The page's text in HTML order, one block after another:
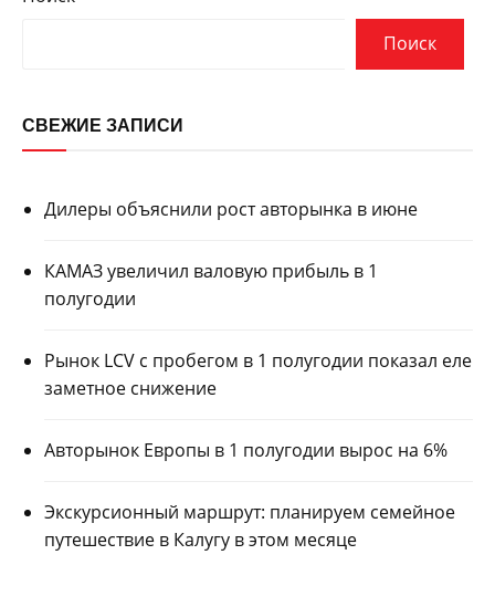
Поиск
СВЕЖИЕ ЗАПИСИ
Дилеры объяснили рост авторынка в июне
КАМАЗ увеличил валовую прибыль в 1
полугодии
Рынок LCV с пробегом в 1 полугодии показал еле
заметное снижение
Авторынок Европы в 1 полугодии вырос на 6%
Экскурсионный маршрут: планируем семейное
путешествие в Калугу в этом месяце